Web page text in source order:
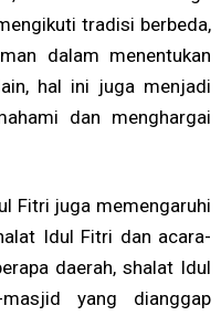
tradisi berbeda,
dalam menentukan
hal ini juga menjadi
dan menghargai
Fitri juga memengaruhi
Idul Fitri dan acara-
daerah, shalat Idul
yang dianggap